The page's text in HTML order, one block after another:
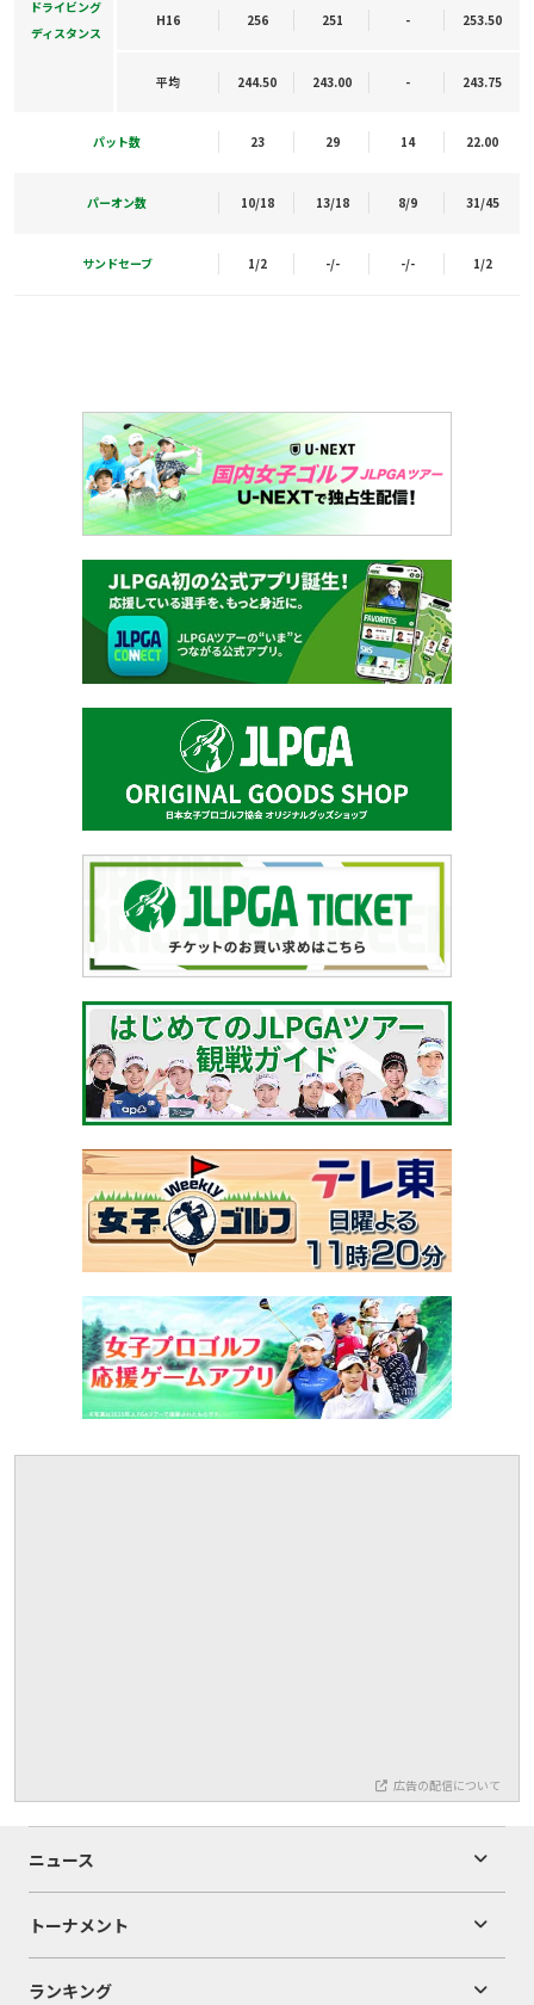
ドライビング
ディスタンス
H16 256 251 - 253.50
平均 244.50 243.00 - 243.75
パット数 23 29 14 22.00
パーオン数 10/18 13/18 8/9 31/45
サンドセーブ 1/2 -/- -/- 1/2
広告の配信について
ニュース
トーナメント
ランキング